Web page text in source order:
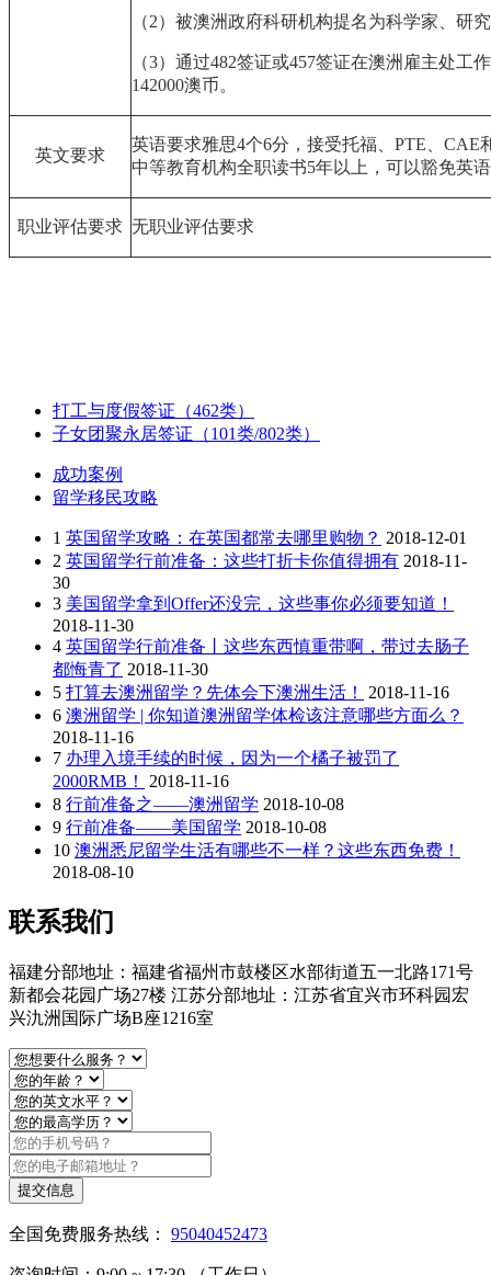
（2）被澳洲政府科研机构提名为科学家、研
（3）通过482签证或457签证在澳洲雇主处工
142000澳币。
英文要求
英语要求雅思4个6分，接受托福、PTE、CAE
中等教育机构全职读书5年以上，可以豁免英
职业评估要求 无职业评估要求
打工与度假签证（462类）
子女团聚永居签证（101类/802类）
成功案例
留学移民攻略
1 英国留学攻略：在英国都常去哪里购物？ 2018-12-01
2 英国留学行前准备：这些打折卡你值得拥有 2018-11-
30
3 美国留学拿到Offer还没完，这些事你必须要知道！
2018-11-30
4 英国留学行前准备丨这些东西慎重带啊，带过去肠子
都悔青了 2018-11-30
5 打算去澳洲留学？先体会下澳洲生活！
2018-11-16
6 澳洲留学 | 你知道澳洲留学体检该注意哪些方面么？
2018-11-16
7 办理入境手续的时候，因为一个橘子被罚了
2000RMB！
2018-11-16
8 行前准备之——澳洲留学 2018-10-08
9 行前准备——美国留学 2018-10-08
10 澳洲悉尼留学生活有哪些不一样？这些东西免费！
2018-08-10
联系我们
福建分部地址：福建省福州市鼓楼区水部街道五一北路171号
新都会花园广场27楼 江苏分部地址：江苏省宜兴市环科园宏
兴氿洲国际广场B座1216室
提交信息
全国免费服务热线： 95040452473